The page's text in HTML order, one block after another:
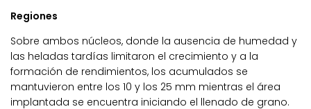
Regiones
Sobre ambos núcleos, donde la ausencia de humedad y
las heladas tardías limitaron el crecimiento y a la
formación de rendimientos, los acumulados se
mantuvieron entre los 10 y los 25 mm mientras el área
implantada se encuentra iniciando el llenado de grano.